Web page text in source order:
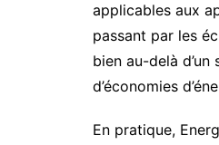
applicables aux
passant par les
bien au-delà
d’économies
En pratique,